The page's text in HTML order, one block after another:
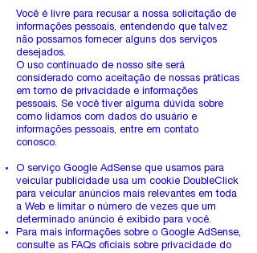
Você é livre para recusar a nossa solicitação de
informações pessoais, entendendo que talvez
não possamos fornecer alguns dos serviços
desejados.
O uso continuado de nosso site será
considerado como aceitação de nossas práticas
em torno de privacidade e informações
pessoais. Se você tiver alguma dúvida sobre
como lidamos com dados do usuário e
informações pessoais, entre em contato
conosco.
O serviço Google AdSense que usamos para
veicular publicidade usa um cookie DoubleClick
para veicular anúncios mais relevantes em toda
a Web e limitar o número de vezes que um
determinado anúncio é exibido para você.
Para mais informações sobre o Google AdSense,
consulte as FAQs oficiais sobre privacidade do